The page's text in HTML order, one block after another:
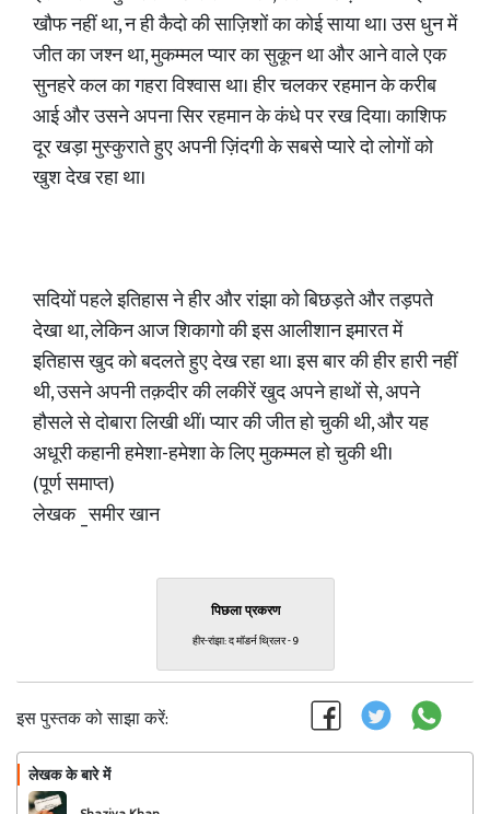
खौफ नहीं था, न ही कैदो की साज़िशों का कोई साया था। उस धुन में
जीत का जश्न था, मुकम्मल प्यार का सुकून था और आने वाले एक
सुनहरे कल का गहरा विश्वास था। हीर चलकर रहमान के करीब
आई और उसने अपना सिर रहमान के कंधे पर रख दिया। काशिफ
दूर खड़ा मुस्कुराते हुए अपनी ज़िंदगी के सबसे प्यारे दो लोगों को
खुश देख रहा था।
सदियों पहले इतिहास ने हीर और रांझा को बिछड़ते और तड़पते
देखा था, लेकिन आज शिकागो की इस आलीशान इमारत में
इतिहास खुद को बदलते हुए देख रहा था। इस बार की हीर हारी नहीं
थी, उसने अपनी तक़दीर की लकीरें खुद अपने हाथों से, अपने
हौसले से दोबारा लिखी थीं। प्यार की जीत हो चुकी थी, और यह
अधूरी कहानी हमेशा-हमेशा के लिए मुकम्मल हो चुकी थी।
(पूर्ण समाप्त)
लेखक _समीर खान
पिछला प्रकरण
हीर-रांझा: द मॉडर्न थ्रिलर - 9
इस पुस्तक को साझा करें:
लेखक के बारे में